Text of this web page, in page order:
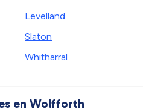
Levelland
Slaton
Whitharral
en Wolfforth